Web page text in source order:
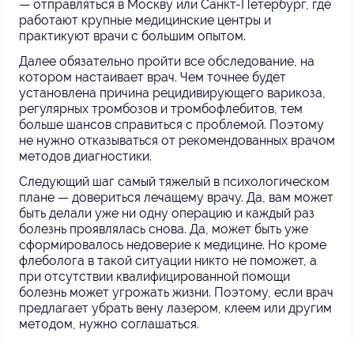
— отправляться в Москву или Санкт-Петербург, где
работают крупные медицинские центры и
практикуют врачи с большим опытом.
Далее обязательно пройти все обследование, на
котором настаивает врач. Чем точнее будет
установлена причина рецидивирующего варикоза,
регулярных тромбозов и тромбофлебитов, тем
больше шансов справиться с проблемой. Поэтому
не нужно отказываться от рекомендованных врачом
методов диагностики.
Следующий шаг самый тяжелый в психологическом
плане — довериться лечащему врачу. Да, вам может
быть делали уже ни одну операцию и каждый раз
болезнь проявлялась снова. Да, может быть уже
сформировалось недоверие к медицине. Но кроме
флеболога в такой ситуации никто не поможет, а
при отсутствии квалифицированной помощи
болезнь может угрожать жизни. Поэтому, если врач
предлагает убрать вену лазером, клеем или другим
методом, нужно соглашаться.